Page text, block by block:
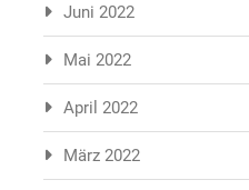
Juni 2022
Mai 2022
April 2022
März 2022